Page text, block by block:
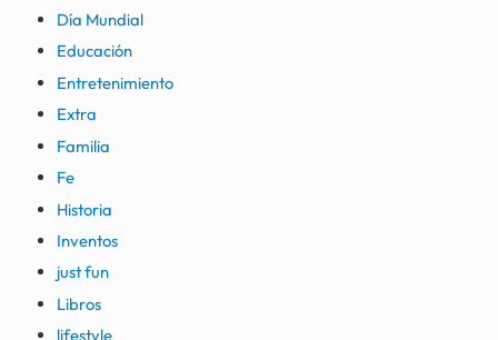
Día Mundial
Educación
Entretenimiento
Extra
Familia
Fe
Historia
Inventos
just fun
Libros
lifestyle